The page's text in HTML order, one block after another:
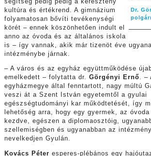
Dr.
kultúra és értékrend. A gimnázium
folyamatosan bővíti tevékenységi
körét – ennek köszönhetően indult el
anno az óvoda és az általános iskola
is – így vannak, akik már tizenöt éve
intézménybe járnak.
– A város és az egyház együttműködése
emelkedett – folytatta dr. Görgényi Ernő. –
egyházmegye által fenntartott, nagy múltú
veszi át a Szent István egyetemtől a gyulai
egészségtudományi kar működtetését, így
lehetőség arra, hogy egy gyermek, az óvoda
kezdve, egészen a diplomaosztóig,
szellemiségben és ugyanabban az
nevelkedjen Gyulán.
Kovács Péter esperes-plébános egy